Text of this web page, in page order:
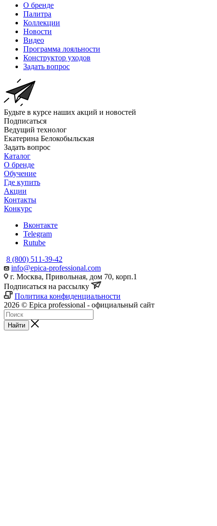
О бренде
Палитра
Коллекции
Новости
Видео
Программа лояльности
Конструктор уходов
Задать вопрос
Будьте в курсе наших акций и новостей
Подписаться
Ведущий технолог
Екатерина Белокобыльская
Задать вопрос
Каталог
О бренде
Обучение
Где купить
Акции
Контакты
Конкурс
Вконтакте
Telegram
Rutube
8 (800) 511-39-42
info@epica-professional.com
г. Москва, Привольная, дом 70, корп.1
Подписаться на рассылку
Политика конфиденциальности
2026 © Epica professional - официальный сайт
Найти